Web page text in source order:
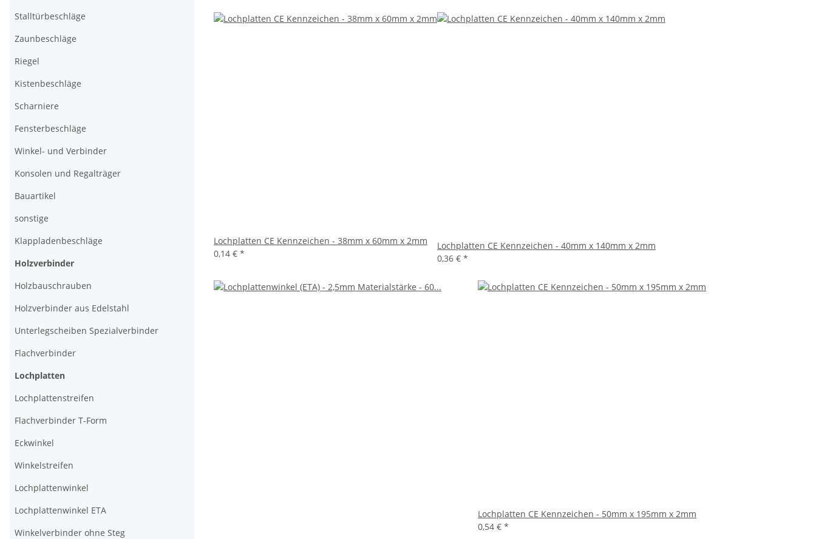
Lochplatten CE Kennzeichen - 38mm x 60mm x 2mm
0,14 € *
Lochplatten CE Kennzeichen - 40mm x 140mm x 2mm
0,36 € *
Lochplatten CE Kennzeichen - 50mm x 195mm x 2mm
0,54 € *
Stalltürbeschläge
Zaunbeschläge
Riegel
Kistenbeschläge
Scharniere
Fensterbeschläge
Winkel- und Verbinder
Konsolen und Regalträger
Bauartikel
sonstige
Klappladenbeschläge
Holzverbinder
Holzbauschrauben
Holzverbinder aus Edelstahl
Unterlegscheiben Spezialverbinder
Flachverbinder
Lochplatten
Lochplattenstreifen
Flachverbinder T-Form
Eckwinkel
Winkelstreifen
Lochplattenwinkel
Lochplattenwinkel ETA
Winkelverbinder ohne Steg